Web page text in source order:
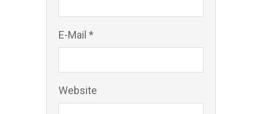
E-Mail *
Website